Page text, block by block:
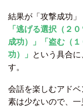
結果が「攻撃成功」
「逃げる選択（２
成功）」「盗む（
功）」
という具合
す。
会話を楽しむアド
素は少ないので、一